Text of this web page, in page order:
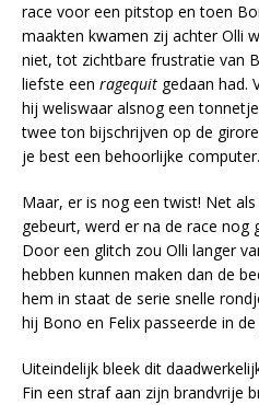
race voor een pitstop en toen
maakten kwamen zij achter Olli
niet, tot zichtbare frustratie van
liefste een ragequit gedaan had.
hij weliswaar alsnog een
twee ton bijschrijven op de
je best een behoorlijke computer.
Maar, er is nog een twist! Net
gebeurt, werd er na de race nog
Door een glitch zou Olli langer
hebben kunnen maken dan de
hem in staat de serie snelle
hij Bono en Felix passeerde in de
Uiteindelijk bleek dit
Fin een straf aan zijn brandvrije